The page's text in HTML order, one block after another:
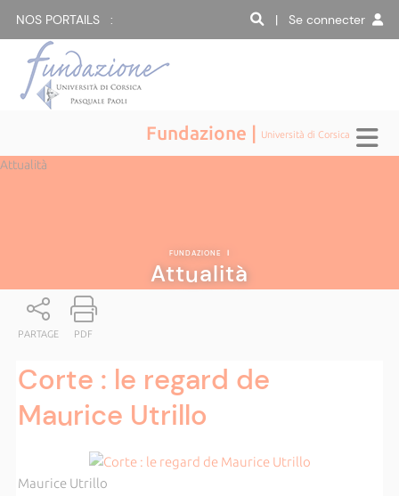
NOS PORTAILS : | Se connecter
Fundazione | Università di Corsica
Attualità
FUNDAZIONE |
Attualità
PARTAGE PDF
Corte : le regard de
Maurice Utrillo
Maurice Utrillo